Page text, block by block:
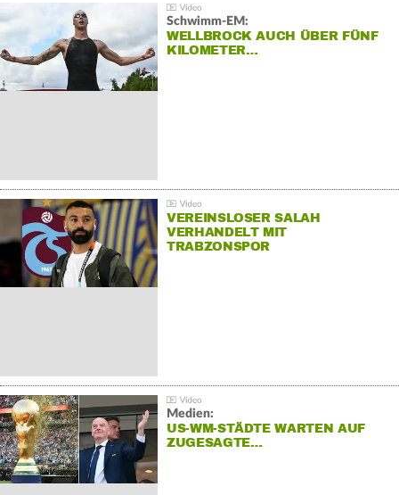
Schwimm-EM:
WELLBROCK AUCH ÜBER FÜNF
KILOMETER…
VEREINSLOSER SALAH
VERHANDELT MIT
TRABZONSPOR
Medien:
US-WM-STÄDTE WARTEN AUF
ZUGESAGTE…